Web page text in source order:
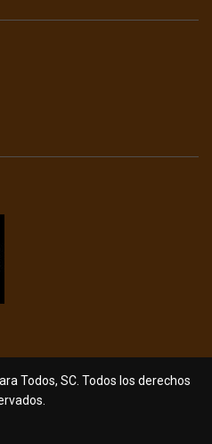
Todos, SC. Todos los derechos